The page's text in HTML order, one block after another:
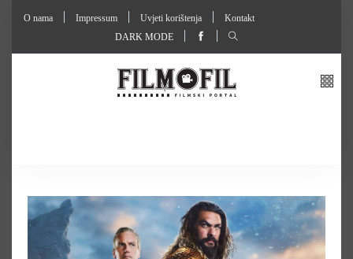
O nama Impressum Uvjeti korištenja
Kontakt
DARK MODE